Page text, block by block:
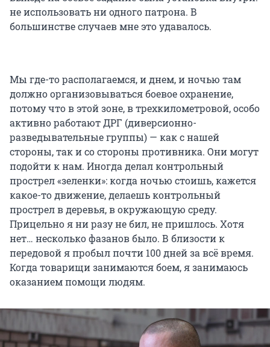
не использовать ни одного патрона. В
большинстве случаев мне это удавалось.
Мы где-то располагаемся, и днем, и ночью там
должно организовываться боевое охранение,
потому что в этой зоне, в трехкилометровой, особо
активно работают ДРГ (диверсионно-
разведывательные группы) — как с нашей
стороны, так и со стороны противника. Они могут
подойти к нам. Иногда делал контрольный
прострел «зеленки»: когда ночью стоишь, кажется
какое-то движение, делаешь контрольный
прострел в деревья, в окружающую среду.
Прицельно я ни разу не бил, не пришлось. Хотя
нет… несколько фазанов было. В близости к
передовой я пробыл почти 100 дней за всё время.
Когда товарищи занимаются боем, я занимаюсь
оказанием помощи людям.